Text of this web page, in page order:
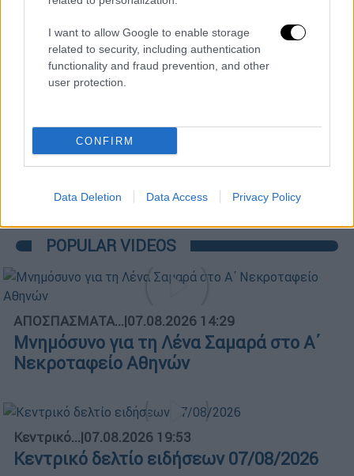
I want to allow Google to enable storage
related to security, including authentication
functionality and fraud prevention, and other
user protection.
CONFIRM
Data Deletion Data Access Privacy Policy
POPULAR VIDEOS
ΑΠΟΣΠΑΣΜΑΤΑ...|07.08.2026 14:29
Μνημόσυνο για τη Λένα Σαμαρά στο Α΄
Νεκροταφείο Αθηνών
Κεντρικό...|07.08.2026 19:53
Κεντρικό δελτίο ειδήσεων 07/08/2026